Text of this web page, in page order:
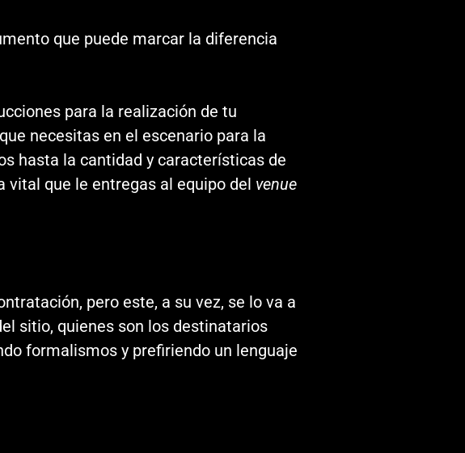
que puede marcar la diferencia
para la realización de tu
necesitas en el escenario para la
hasta la cantidad y características de
vital que le entregas al equipo del venue
pero este, a su vez, se lo va a
sitio, quienes son los destinatarios
formalismos y prefiriendo un lenguaje